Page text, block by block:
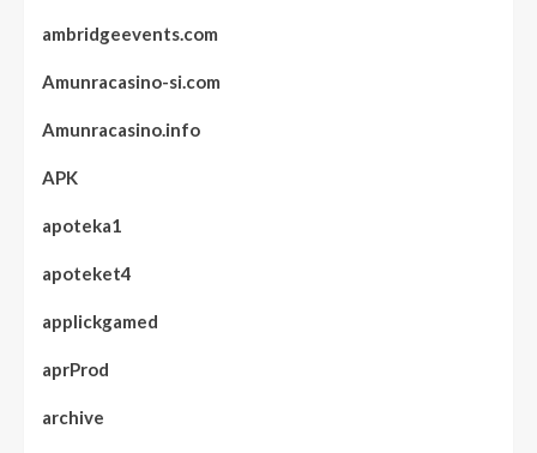
ambridgeevents.com
Amunracasino-si.com
Amunracasino.info
APK
apoteka1
apoteket4
applickgamed
aprProd
archive